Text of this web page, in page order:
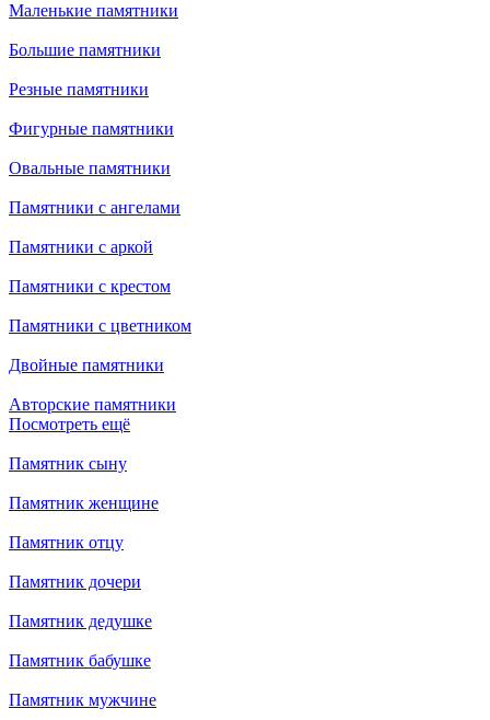
Маленькие памятники
Большие памятники
Резные памятники
Фигурные памятники
Овальные памятники
Памятники с ангелами
Памятники с аркой
Памятники с крестом
Памятники с цветником
Двойные памятники
Авторские памятники
Посмотреть ещё
Памятник сыну
Памятник женщине
Памятник отцу
Памятник дочери
Памятник дедушке
Памятник бабушке
Памятник мужчине